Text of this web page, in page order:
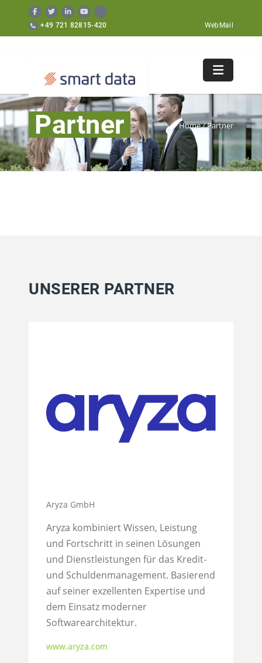
+49 721 82815-420 WebMail
Partner Home/Partner
UNSERER PARTNER
Aryza GmbH
Aryza kombiniert Wissen, Leistung
und Fortschritt in seinen Lösungen
und Dienstleistungen für das Kredit-
und Schuldenmanagement. Basierend
auf seiner exzellenten Expertise und
dem Einsatz moderner
Softwarearchitektur.
www.aryza.com